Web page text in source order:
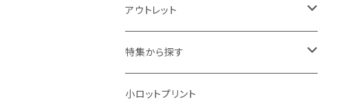
デスク周辺
イヤホン・ヘッドフォン
マウスパッド
モバイル周辺グッズ
除菌グッズ
パーテーション
マスク・フェイスシールド
アウトレット
アウトレット
ドリンクフェア
特集から探す
エンタメグッズ・イベント会場物販品
小ロットプリント